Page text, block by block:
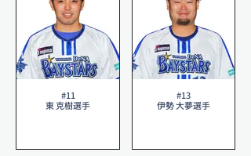
#11
東 克樹選手
#13
伊勢 大夢選手